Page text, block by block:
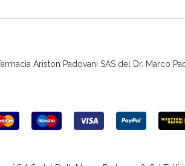
Ariston Padovani SAS del Dr. Marco